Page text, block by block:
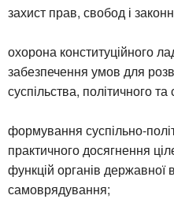
захист прав, свобод і
охорона конституційного
забезпечення умов для
суспільства, політичного
формування суспільно-
практичного досягнення
функцій органів державної
самоврядування;